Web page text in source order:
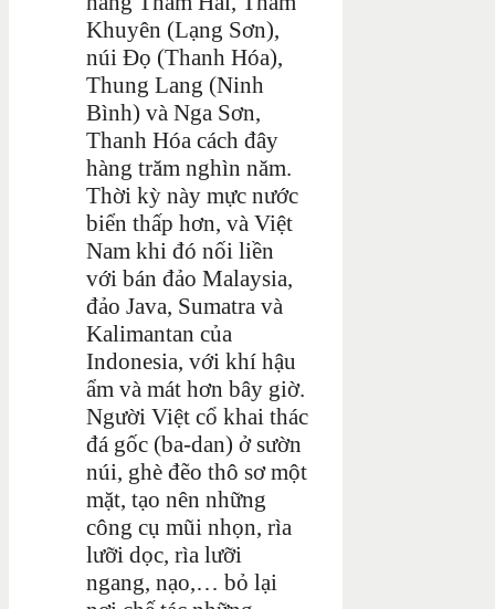
Khuyên (Lạng Sơn),
núi Đọ (Thanh Hóa),
Thung Lang (Ninh
Bình) và Nga Sơn,
Thanh Hóa cách đây
hàng trăm nghìn năm.
Thời kỳ này mực nước
biển thấp hơn, và Việt
Nam khi đó nối liền
với bán đảo Malaysia,
đảo Java, Sumatra và
Kalimantan của
Indonesia, với khí hậu
ẩm và mát hơn bây giờ.
Người Việt cổ khai thác
đá gốc (ba-dan) ở sườn
núi, ghè đẽo thô sơ một
mặt, tạo nên những
công cụ mũi nhọn, rìa
lưỡi dọc, rìa lưỡi
ngang, nạo,… bỏ lại